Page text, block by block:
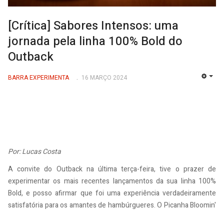
[Crítica] Sabores Intensos: uma
jornada pela linha 100% Bold do
Outback
BARRA EXPERIMENTA 16 MARÇO 2024
Por: Lucas Costa
A convite do Outback na última terça-feira, tive o prazer de
experimentar os mais recentes lançamentos da sua linha 100%
Bold, e posso afirmar que foi uma experiência verdadeiramente
satisfatória para os amantes de hambúrgueres. O Picanha Bloomin'